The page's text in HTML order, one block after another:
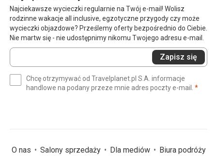
Najciekawsze wycieczki regularnie na Twój e-mail! Wolisz
rodzinne wakacje all inclusive, egzotyczne przygody czy może
wycieczki objazdowe? Prześlemy oferty bezpośrednio do Ciebie.
Nie martw się - nie udostępnimy nikomu Twojego adresu e-mail.
Wprowadź
swój
(wymagane)
Zapisz się
Chcę otrzymywać od Travelplanet.pl S.A. informacje
handlowe na podany przeze mnie adres poczty e-mail. *
O nas Salony sprzedaży Dla mediów
Biura podróży